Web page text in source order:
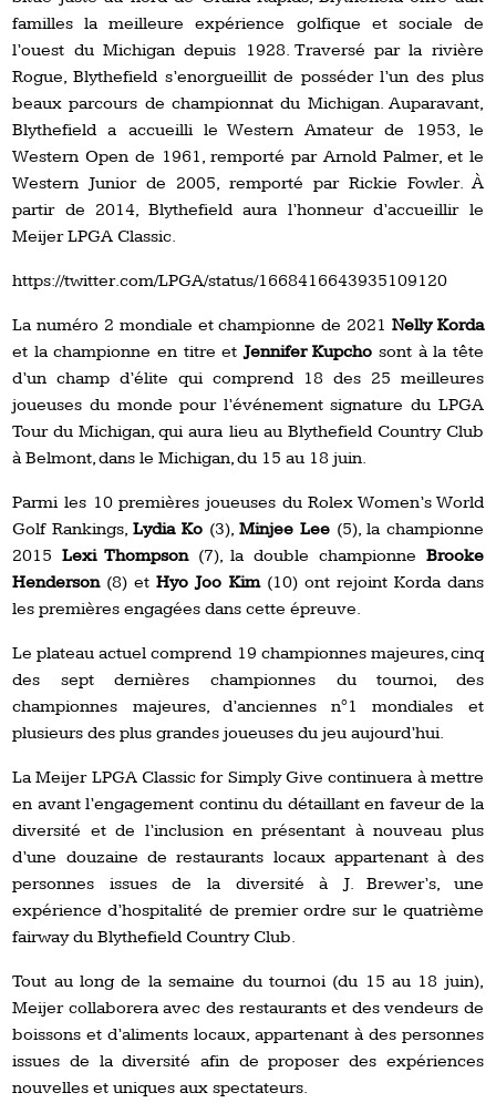
familles la meilleure expérience golfique et sociale de
l’ouest du Michigan depuis 1928. Traversé par la rivière
Rogue, Blythefield s’enorgueillit de posséder l’un des plus
beaux parcours de championnat du Michigan. Auparavant,
Blythefield a accueilli le Western Amateur de 1953, le
Western Open de 1961, remporté par Arnold Palmer, et le
Western Junior de 2005, remporté par Rickie Fowler. À
partir de 2014, Blythefield aura l’honneur d’accueillir le
Meijer LPGA Classic.
https://twitter.com/LPGA/status/1668416643935109120
La numéro 2 mondiale et championne de 2021 Nelly Korda
et la championne en titre etJennifer Kupcho sont à la tête
d’un champ d’élite qui comprend 18 des 25 meilleures
joueuses du monde pour l’événement signature du LPGA
Tour du Michigan, qui aura lieu au Blythefield Country Club
à Belmont, dans le Michigan, du 15 au 18 juin.
Parmi les 10 premières joueuses du Rolex Women’s World
Golf Rankings,Lydia Ko (3),Minjee Lee(5), la championne
2015Lexi Thompson(7), la double championne Brooke
Henderson(8) etHyo Joo Kim(10) ont rejoint Korda dans
les premières engagées dans cette épreuve.
Le plateau actuel comprend 19 championnes majeures, cinq
des sept dernières championnes du tournoi, des
championnes majeures, d’anciennes n°1 mondiales et
plusieurs des plus grandes joueuses du jeu aujourd’hui.
La Meijer LPGA Classic for Simply Give continuera à mettre
en avant l’engagement continu du détaillant en faveur de la
diversité et de l’inclusion en présentant à nouveau plus
d’une douzaine de restaurants locaux appartenant à des
personnes issues de la diversité à J. Brewer’s, une
expérience d’hospitalité de premier ordre sur le quatrième
fairway du Blythefield Country Club.
Tout au long de la semaine du tournoi (du 15 au 18 juin),
Meijer collaborera avec des restaurants et des vendeurs de
boissons et d’aliments locaux, appartenant à des personnes
issues de la diversité afin de proposer des expériences
nouvelles et uniques aux spectateurs.